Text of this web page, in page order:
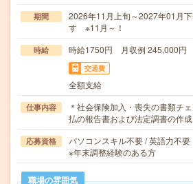
期間
2026年11月上旬～2027年01月
す ※11月～！
時給 時給1750円 月収例 245,000円
交通費
全額支給
仕事内容
＊社会保険加入・喪失の書類チ
払の報告書および法定調書の作
応募資格
パソコンスキル不要 / 英語力不要
※年末調整経験のある方
職場の雰囲気